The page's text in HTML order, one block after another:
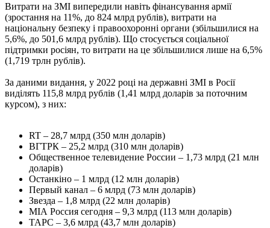
Витрати на ЗМІ випередили навіть фінансування армії
(зростання на 11%, до 824 млрд рублів), витрати на
національну безпеку і правоохоронні органи (збільшилися на
5,6%, до 501,6 млрд рублів). Що стосується соціальної
підтримки росіян, то витрати на це збільшилися лише на 6,5%
(1,719 трлн рублів).
За даними видання, у 2022 році на державні ЗМІ в Росії
виділять 115,8 млрд рублів (1,41 млрд доларів за поточним
курсом), з них:
RT – 28,7 млрд (350 млн доларів)
ВГТРК – 25,2 млрд (310 млн доларів)
Общественное телевидение России – 1,73 млрд (21 млн
доларів)
Останкіно – 1 млрд (12 млн доларів)
Первый канал – 6 млрд (73 млн доларів)
Звезда – 1,8 млрд (22 млн доларів)
МІА Россия сегодня – 9,3 млрд (113 млн доларів)
ТАРС – 3,6 млрд (43,7 млн ​​доларів)